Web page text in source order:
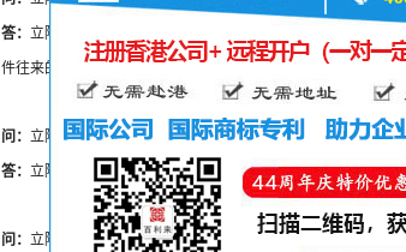
答： 立陶宛商标注册涉及官费及代理费，具体价格请联系百利
件往来的邮递费，不包括税项、不包括商标申请出现意外的情
问： 立陶宛商标查询费是多少？
答： 立陶宛商标查询是非必须的，如果要作商标查询，则要支
问： 立陶宛商标注册要什么条件？